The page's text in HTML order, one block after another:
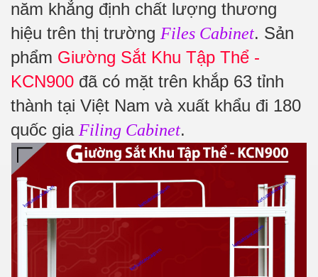
năm khẳng định chất lượng thương
hiệu trên thị trường Files Cabinet. Sản
phẩm Giường Sắt Khu Tập Thể -
KCN900 đã có mặt trên khắp 63 tỉnh
thành tại Việt Nam và xuất khẩu đi 180
quốc gia Filing Cabinet.